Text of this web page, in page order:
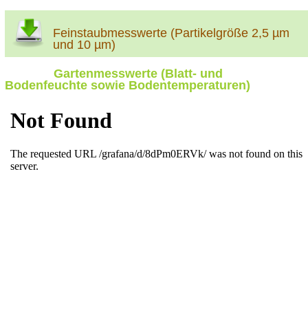
Feinstaubmesswerte (Partikelgröße 2,5 µm
und 10 µm)
Gartenmesswerte (Blatt- und
Bodenfeuchte sowie Bodentemperaturen)